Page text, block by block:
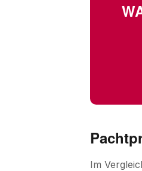
Im